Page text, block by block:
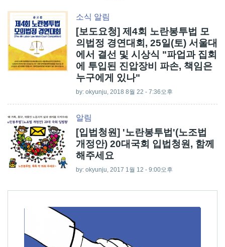
소식 알림
[보도요청] 제4회 노란봉투법 모
의법정 경연대회, 25일(토) 서울대
에서 결선 및 시상식 "파업과 집회
에 투입된 진압장비 파손, 책임은
누구에게 있나"
by: okyunju, 2018 8월 22 - 7:36오후
알림
[입법청원] '노란봉투법'(노조법
개정안) 20대국회 입법청원, 함께
해주세요
by: okyunju, 2017 1월 12 - 9:00오후